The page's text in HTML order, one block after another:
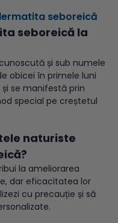
seboreică
seboreică la
și sub numele
obicei în primele luni
se manifestă prin
special pe creștetul
naturiste
la ameliorarea
dar eficacitatea lor
cu precauție și să